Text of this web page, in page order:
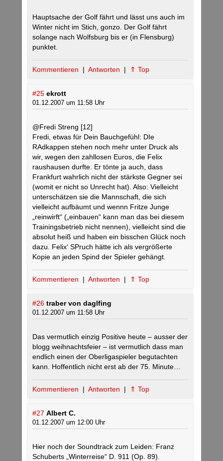
Hauptsache der Golf fährt und lässt uns auch im
Winter nicht im Stich, gonzo. Der Golf fährt
solange nach Wolfsburg bis er (in Flensburg)
punktet.
Kommentieren | Antworten | ⇑ Top
#25 ekrott
01.12.2007 um 11:58 Uhr
@Fredi Streng [12]
Fredi, etwas für Dein Bauchgefühl: DIe
RAdkappen stehen noch mehr unter Druck als
wir, wegen den zahllosen Euros, die Felix
raushausen durfte. Er tönte ja auch, dass
Frankfurt wahrlich nicht der stärkste Gegner sei
(womit er nicht so Unrecht hat). Also: Vielleicht
unterschätzen sie die Mannschaft, die sich
vielleicht aufbäumt und wennn Fritze Junge
„reinwirft“ („einbauen“ kann man das bei diesem
Trainingsbetrieb nicht nennen), vielleicht sind die
absolut heiß und haben ein bisschen Glück noch
dazu. Felix‘ SPruch hätte ich als vergrößerte
Kopie an jeden Spind der Spieler gehängt.
Kommentieren | Antworten | ⇑ Top
#26 traber von daglfing
01.12.2007 um 11:58 Uhr
Das vermutlich einzig Positive heute – ausser der
blogg weihnachtsfeier – ist vermutlich dass man
endlich einen der Oberligaspieler begutachten
kann. Hoffentlich nicht erst ab der 75. Minute…
Kommentieren | Antworten | ⇑ Top
#27 Albert C.
01.12.2007 um 12:00 Uhr
Hier noch der Soundtrack zum Leiden: Franz
Schuberts „Winterreise“ D. 911 (Op. 89).